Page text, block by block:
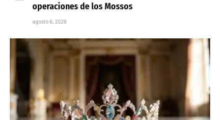
operaciones de los Mossos
agosto 6, 2026